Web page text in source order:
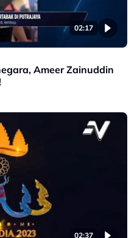
02:17
Ameer Zainuddin
02:37